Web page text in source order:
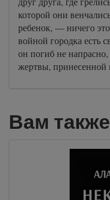
которой они
ребенок, — ничего
войной городка есть
он погиб не
жертвы, принесенной
Вам